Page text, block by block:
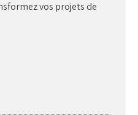
vos projets de